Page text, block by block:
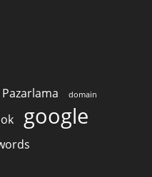
domain
google